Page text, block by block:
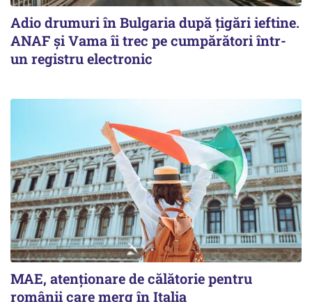
Adio drumuri în Bulgaria după țigări ieftine.
ANAF și Vama îi trec pe cumpărători într-
un registru electronic
MAE, atenționare de călătorie pentru
românii care merg în Italia